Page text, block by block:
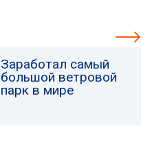
Заработал самый
большой ветровой
парк в мире